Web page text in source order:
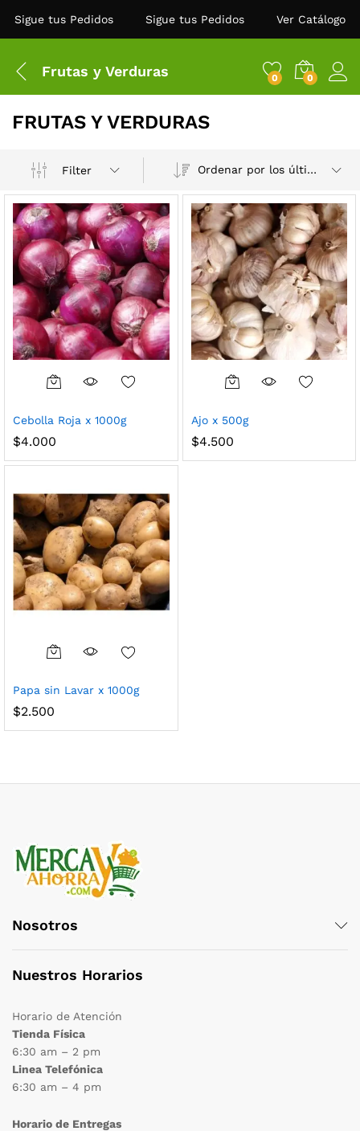
Sigue tus Pedidos Sigue tus Pedidos Ver Catálogo
Frutas y Verduras 0 0
FRUTAS Y VERDURAS
Filter Ordenar por los últimos
Cebolla Roja x 1000g
$4.000
Ajo x 500g
$4.500
Papa sin Lavar x 1000g
$2.500
Nosotros
Nuestros Horarios
Horario de Atención
Tienda Física
6:30 am – 2 pm
Linea Telefónica
6:30 am – 4 pm
Horario de Entregas